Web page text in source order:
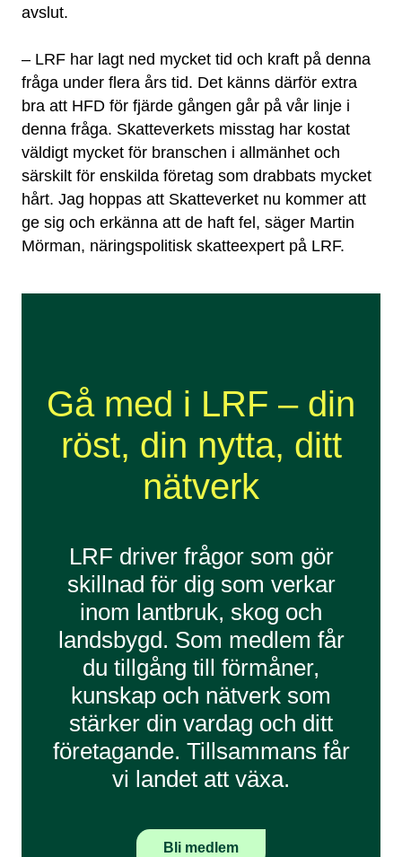
avslut.
– LRF har lagt ned mycket tid och kraft på denna
fråga under flera års tid. Det känns därför extra
bra att HFD för fjärde gången går på vår linje i
denna fråga. Skatteverkets misstag har kostat
väldigt mycket för branschen i allmänhet och
särskilt för enskilda företag som drabbats mycket
hårt. Jag hoppas att Skatteverket nu kommer att
ge sig och erkänna att de haft fel, säger Martin
Mörman, näringspolitisk skatteexpert på LRF.
Gå med i LRF – din
röst, din nytta, ditt
nätverk
LRF driver frågor som gör
skillnad för dig som verkar
inom lantbruk, skog och
landsbygd. Som medlem får
du tillgång till förmåner,
kunskap och nätverk som
stärker din vardag och ditt
företagande. Tillsammans får
vi landet att växa.
Bli medlem